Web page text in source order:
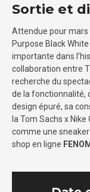
Sortie et
Attendue pour mars
Purpose Black
importante dans
collaboration entre
recherche du
de la fonctionnalité,
design épuré, sa
la Tom Sachs x
comme une
shop en ligne FENOM